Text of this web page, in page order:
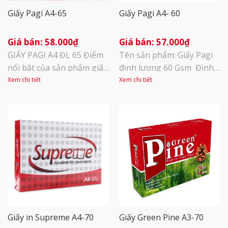
Giấy Pagi A4-65
58.000₫
GIẤY PAGI A4 ĐL 65 Điểm
nổi bật của sản phẩm giấy
Pagi là có chất lượng
đang có trên thị trường
Việt Nam. Khả năng bắt
mực cao cho phép in,
photocopy ra những văn
bản, hình ảnh đẹp, có độ
sắc nét cao. Bề [...]
Xem chi tiết
Giấy Pagi A4- 60
57.000₫
Tên sản phẩm: Giấy Pagi
định lượng 60 Gsm Định
lượng: 60gms Độ trắng:
đóng gói: 500 tờ/ram, 5
ram/bó có màng co
Xem chi tiết
Giấy in Supreme A4-70 Giấy Green Pine A3-70